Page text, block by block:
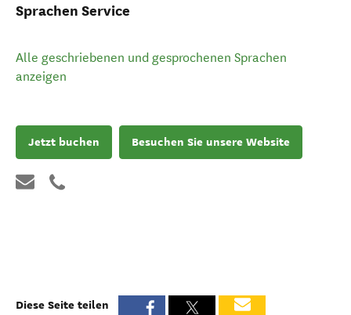
Sprachen Service
Alle geschriebenen und gesprochenen Sprachen
anzeigen
Jetzt buchen Besuchen Sie unsere Website
Diese Seite teilen